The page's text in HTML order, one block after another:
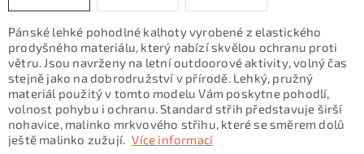
Pánské lehké pohodlné kalhoty vyrobené z elastického
prodyšného materiálu, který nabízí skvělou ochranu proti
větru. Jsou navrženy na letní outdoorové aktivity, volný čas
stejně jako na dobrodružství v přírodě. Lehký, pružný
materiál použitý v tomto modelu Vám poskytne pohodlí,
volnost pohybu i ochranu. Standard střih představuje širší
nohavice, malinko mrkvového střihu, které se směrem dolů
ještě malinko zužují. Více informací